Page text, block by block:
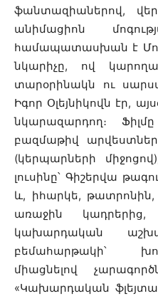
ֆանտազիաներով,
անիմացիոն
համապատասխան է
նկարիչը, ով
տարօրինակն ու
Իգոր Օլեյնիկովն էր,
նկարազարդող։
բազմաթիվ
(կերպարների
լուսինը՝ Գիշերվա
և, իհարկե,
առաջին
կախարդական
բեմահարթակի՝
միացնելով
«Կախարդական